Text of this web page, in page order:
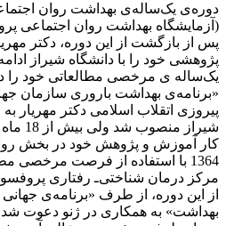
دوره‌ی یک‌‌ساله‌ی بهداشت روان
(آزمایشگاه بهداشت روان اجتماعی
پس از بازگشت از این دوره، دکتر
یک‌ساله ی مرخصی مطالعاتی خود را
«برنامه‌ی بهداشت باروری سازمان
پیروزی اتقلاب اسلامی دکتر مهریار
شیراز
کار آموزش و پژوهش خود در بخش
1364 با استفاده از فرصت مرخصی
مرکز درمان شناختی‌ـ رفتاری
از این دوره، از طرف «برنامه‌ی جهانی
بهداشت» به همکاری در ژنو دعوت شد.